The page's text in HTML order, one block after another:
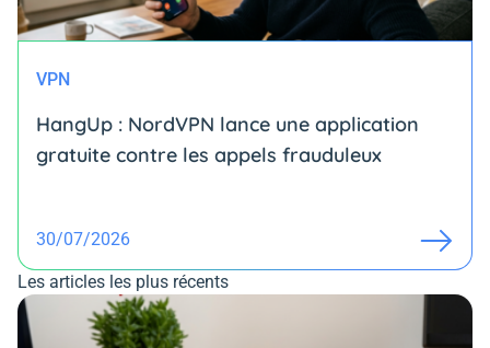
VPN
HangUp : NordVPN lance une application
gratuite contre les appels frauduleux
30/07/2026
Les articles les plus récents